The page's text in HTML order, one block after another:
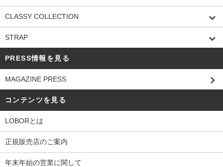
CLASSY COLLECTION
STRAP
PRESS情報を見る
MAGAZINE PRESS
コンテンツを見る
LOBORとは
正規販売店のご案内
年末年始の営業に関して